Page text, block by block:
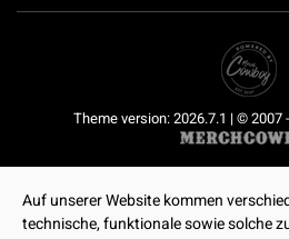
Theme version: 2026.7.1 | © 2007
Auf unserer Website kommen
technische, funktionale sowie solche